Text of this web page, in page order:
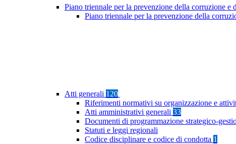
Piano triennale per la prevenzione della corruzione e
Piano triennale per la prevenzione della
Atti generali 120
Riferimenti normativi su organizzazione e
Atti amministrativi generali 33
Documenti di programmazione strategico-
Statuti e leggi regionali
Codice disciplinare e codice di condotta 1